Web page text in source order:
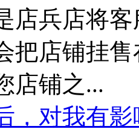
店兵店将
把店铺挂
店铺之...
，对我有